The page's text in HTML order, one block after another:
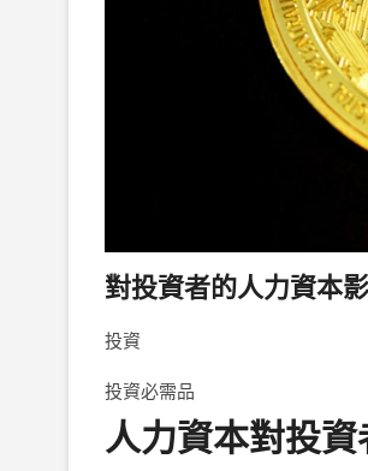
對投資者的人力資本
投資
投資必需品
人力資本對投